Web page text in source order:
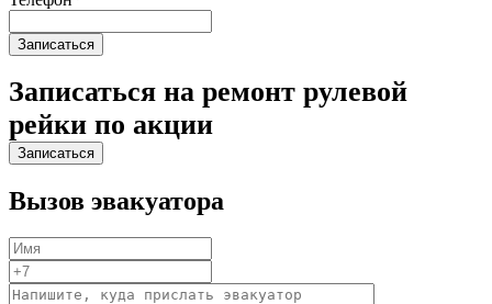
Записаться на ремонт рулевой
рейки по акции
Вызов эвакуатора